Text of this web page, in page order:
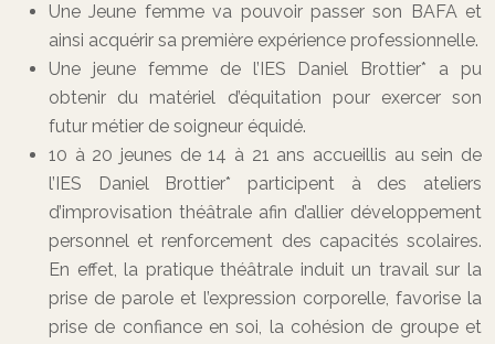
Une Jeune femme va pouvoir passer son BAFA et
ainsi acquérir sa première expérience professionnelle.
Une jeune femme de l’IES Daniel Brottier* a pu
obtenir du matériel d’équitation pour exercer son
futur métier de soigneur équidé.
10 à 20 jeunes de 14 à 21 ans accueillis au sein de
l’IES Daniel Brottier* participent à des ateliers
d’improvisation théâtrale afin d’allier développement
personnel et renforcement des capacités scolaires.
En effet, la pratique théâtrale induit un travail sur la
prise de parole et l’expression corporelle, favorise la
prise de confiance en soi, la cohésion de groupe et